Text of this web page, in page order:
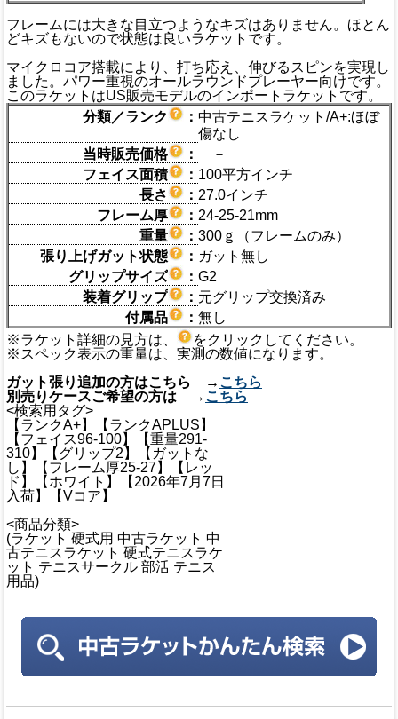
フレームには大きな目立つようなキズはありません。ほとん
どキズもないので状態は良いラケットです。
マイクロコア搭載により、打ち応え、伸びるスピンを実現し
ました。パワー重視のオールラウンドプレーヤー向けです。
このラケットはUS販売モデルのインポートラケットです。
分類／ランク
： 中古テニスラケット/A+:ほぼ
傷なし
当時販売価格
：
－
フェイス面積
： 100平方インチ
長さ
： 27.0インチ
フレーム厚
： 24-25-21mm
重量
： 300ｇ（フレームのみ）
張り上げガット状態
： ガット無し
グリップサイズ
： G2
装着グリップ
： 元グリップ交換済み
付属品
： 無し
※ラケット詳細の見方は、
をクリックしてください。
※スペック表示の重量は、実測の数値になります。
ガット張り追加の方はこちら → こちら
別売りケースご希望の方は → こちら
<検索用タグ>
【ランクA+】【ランクAPLUS】
【フェイス96-100】【重量291-
310】【グリップ2】【ガットな
し】【フレーム厚25-27】【レッ
ド】【ホワイト】【2026年7月7日
入荷】【Vコア】
<商品分類>
(ラケット 硬式用 中古ラケット 中
古テニスラケット 硬式テニスラケ
ット テニスサークル 部活 テニス
用品)